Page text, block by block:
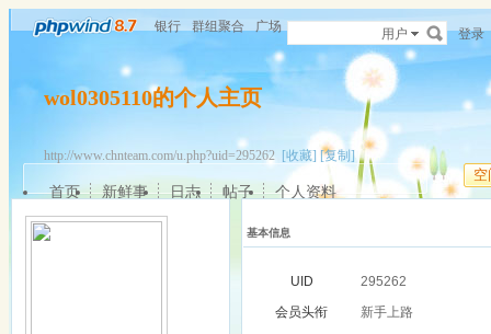
银行 群组聚合 广场 用户 登录
wol0305110的个人主页
http://www.chnteam.com/u.php?uid=295262 [收藏] [复制]
空
首页 新鲜事 日志 帖子 个人资料
基本信息
UID
295262
会员头衔
新手上路